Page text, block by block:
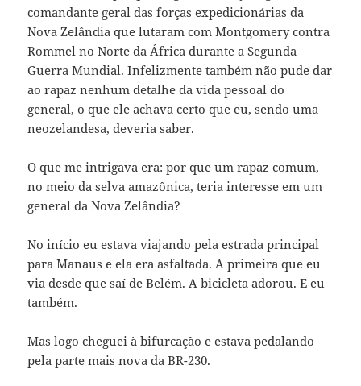
comandante geral das forças expedicionárias da
Nova Zelândia que lutaram com Montgomery contra
Rommel no Norte da África durante a Segunda
Guerra Mundial. Infelizmente também não pude dar
ao rapaz nenhum detalhe da vida pessoal do
general, o que ele achava certo que eu, sendo uma
neozelandesa, deveria saber.
O que me intrigava era: por que um rapaz comum,
no meio da selva amazônica, teria interesse em um
general da Nova Zelândia?
No início eu estava viajando pela estrada principal
para Manaus e ela era asfaltada. A primeira que eu
via desde que saí de Belém. A bicicleta adorou. E eu
também.
Mas logo cheguei à bifurcação e estava pedalando
pela parte mais nova da BR-230.